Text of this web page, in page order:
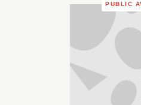
PUBLIC